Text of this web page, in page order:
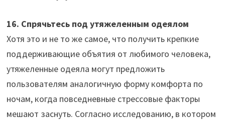
16. Спрячьтесь под утяжеленным одеялом
Хотя это и не то же самое, что получить крепкие
поддерживающие объятия от любимого человека,
утяжеленные одеяла могут предложить
пользователям аналогичную форму комфорта по
ночам, когда повседневные стрессовые факторы
мешают заснуть. Согласно исследованию, в котором